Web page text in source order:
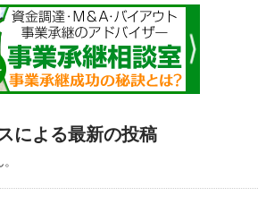
による最新の投稿